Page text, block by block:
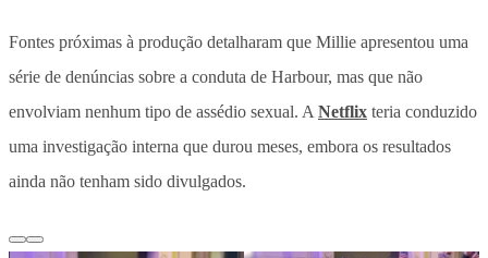
Fontes próximas à produção detalharam que Millie apresentou uma
série de denúncias sobre a conduta de Harbour, mas que não
envolviam nenhum tipo de assédio sexual. A Netflix teria conduzido
uma investigação interna que durou meses, embora os resultados
ainda não tenham sido divulgados.